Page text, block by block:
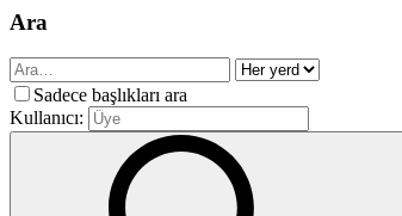
Ara
Sadece başlıkları ara
Kullanıcı: